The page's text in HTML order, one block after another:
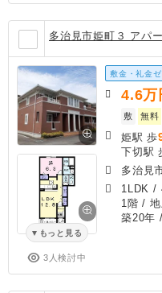
多治見市姫町３ アパ
もっと見る
3人検討中
敷金・礼金
4.6万
敷
無料
姫駅 歩
下切駅
多治見
1LDK /
1階 /
築20年